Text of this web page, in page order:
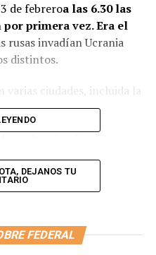
de febreroa las 6.30 las
primera vez. Era el
rusas invadían Ucrania
distintos.
ciudades, incluida la
país. Un llamado de
para presentarse en el
DEJANOS TU
FEDERAL